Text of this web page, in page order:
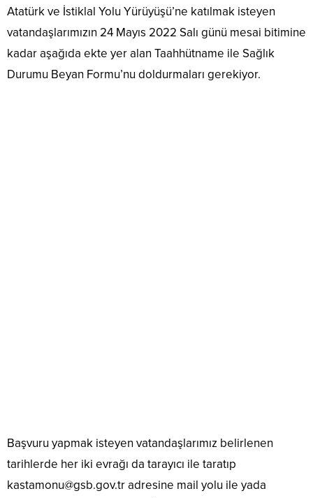
Atatürk ve İstiklal Yolu Yürüyüşü’ne katılmak isteyen
vatandaşlarımızın 24 Mayıs 2022 Salı günü mesai bitimine
kadar aşağıda ekte yer alan Taahhütname ile Sağlık
Durumu Beyan Formu’nu doldurmaları gerekiyor.
Başvuru yapmak isteyen vatandaşlarımız belirlenen
tarihlerde her iki evrağı da tarayıcı ile taratıp
kastamonu@gsb.gov.tr adresine mail yolu ile yada